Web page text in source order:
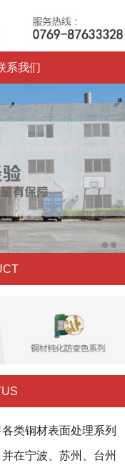
系我们
类铜材表面处理系列
在宁波、苏州、台州